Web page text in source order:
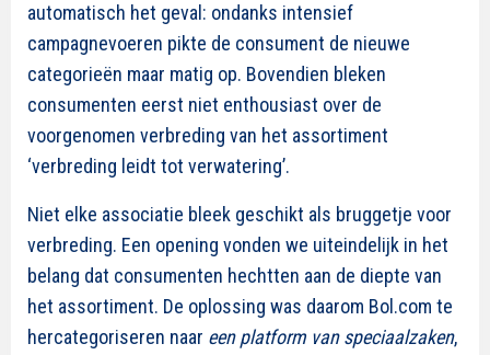
automatisch het geval: ondanks intensief
campagnevoeren pikte de consument de nieuwe
categorieën maar matig op. Bovendien bleken
consumenten eerst niet enthousiast over de
voorgenomen verbreding van het assortiment
‘verbreding leidt tot verwatering’.
Niet elke associatie bleek geschikt als bruggetje voor
verbreding. Een opening vonden we uiteindelijk in het
belang dat consumenten hechtten aan de diepte van
het assortiment. De oplossing was daarom Bol.com te
hercategoriseren naar een platform van speciaalzaken,